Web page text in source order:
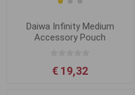
Daiwa Infinity Medium
Accessory Pouch
€ 19,32